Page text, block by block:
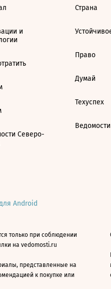
и
Северо-
Страна
Право
Думай
Техуспех
Android
только при соблюдении
на vedomosti.ru
представленные на
к покупке или